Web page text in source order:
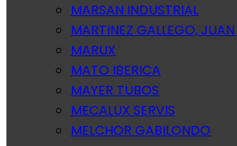
MARSAN INDUSTRIAL
MARTINEZ GALLEGO,
MARUX
MATO IBERICA
MAYER TUBOS
MECALUX SERVIS
MELCHOR GABILONDO